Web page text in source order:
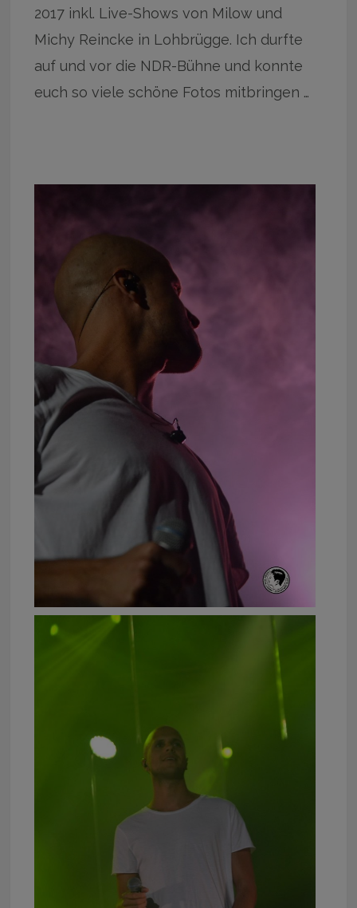
2017 inkl. Live-Shows von Milow und
Michy Reincke in Lohbrügge. Ich durfte
auf und vor die NDR-Bühne und konnte
euch so viele schöne Fotos mitbringen …